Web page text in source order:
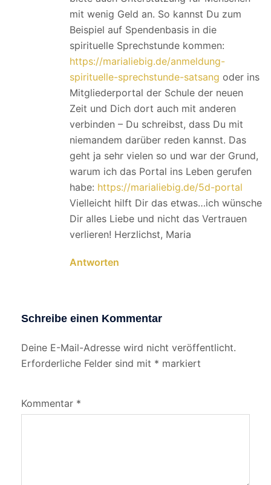
mit wenig Geld an. So kannst Du zum
Beispiel auf Spendenbasis in die
spirituelle Sprechstunde kommen:
https://marialiebig.de/anmeldung-
spirituelle-sprechstunde-satsang oder ins
Mitgliederportal der Schule der neuen
Zeit und Dich dort auch mit anderen
verbinden – Du schreibst, dass Du mit
niemandem darüber reden kannst. Das
geht ja sehr vielen so und war der Grund,
warum ich das Portal ins Leben gerufen
habe: https://marialiebig.de/5d-portal
Vielleicht hilft Dir das etwas…ich wünsche
Dir alles Liebe und nicht das Vertrauen
verlieren! Herzlichst, Maria
Antworten
Schreibe einen Kommentar
Deine E-Mail-Adresse wird nicht veröffentlicht.
Erforderliche Felder sind mit * markiert
Kommentar *